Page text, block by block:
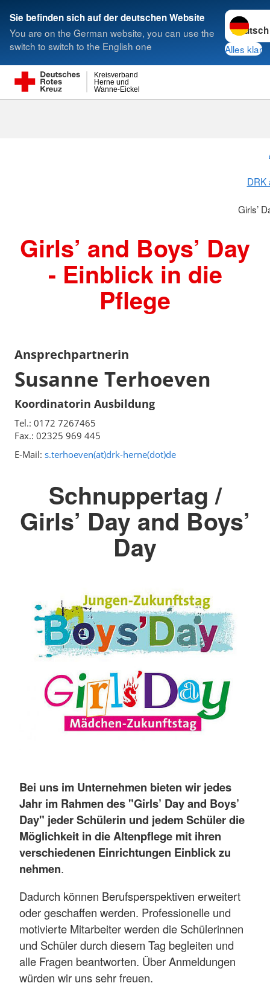
Sie befinden sich auf der deutschen Website
You are on the German website, you can use the
switch to switch to the English one
Sprache
Alles klar
Wanne-Eickel
Herne und
Kreisverband
Suche
DRK
Girls’
Girls’ and Boys’ Day
- Einblick in die
Pflege
Ansprechpartnerin
Susanne Terhoeven
Koordinatorin Ausbildung
Tel.: 0172 7267465
Fax.: 02325 969 445
E-Mail: s.terhoeven(at)drk-herne(dot)de
Schnuppertag /
Girls’ Day and Boys’
Day
Bei uns im Unternehmen bieten wir jedes
Jahr im Rahmen des "Girls’ Day and Boys’
Day" jeder Schülerin und jedem Schüler die
Möglichkeit in die Altenpflege mit ihren
verschiedenen Einrichtungen Einblick zu
nehmen.
Dadurch können Berufsperspektiven erweitert
oder geschaffen werden. Professionelle und
motivierte Mitarbeiter werden die Schülerinnen
und Schüler durch diesem Tag begleiten und
alle Fragen beantworten. Über Anmeldungen
würden wir uns sehr freuen.